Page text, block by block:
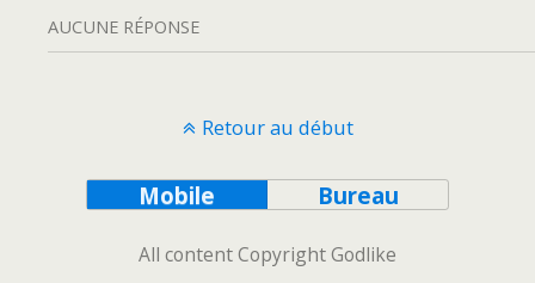
AUCUNE RÉPONSE
Retour au début
Mobile Bureau
All content Copyright Godlike